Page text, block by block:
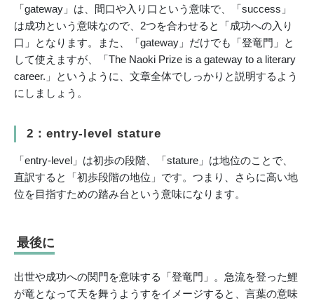
「gateway」は、間口や入り口という意味で、「success」
は成功という意味なので、2つを合わせると「成功への入り
口」となります。また、「gateway」だけでも「登竜門」と
して使えますが、「The Naoki Prize is a gateway to a literary
career.」というように、文章全体でしっかりと説明するよう
にしましょう。
2：entry-level stature
「entry-level」は初歩の段階、「stature」は地位のことで、
直訳すると「初歩段階の地位」です。つまり、さらに高い地
位を目指すための踏み台という意味になります。
最後に
出世や成功への関門を意味する「登竜門」。急流を登った鯉
が竜となって天を舞うようすをイメージすると、言葉の意味